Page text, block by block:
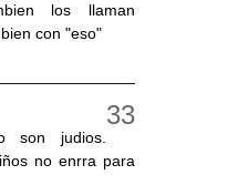
los llaman
con "eso"
son judios.
no enrra para